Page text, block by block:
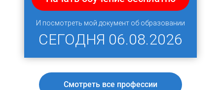
И посмотреть мой документ об образовании
СЕГОДНЯ 06.08.2026
Смотреть все профессии